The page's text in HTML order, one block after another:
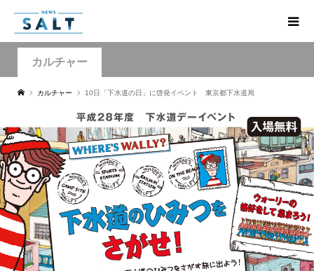
カルチャー
カルチャー 10日「下水道の日」に啓発イベント 東京都下水道局